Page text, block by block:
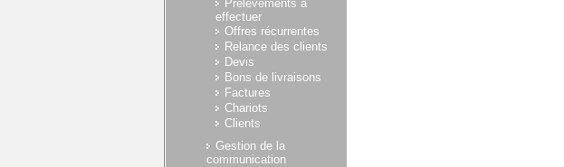
Prélèvements à
effectuer
Offres récurrentes
Relance des clients
Devis
Bons de livraisons
Factures
Chariots
Clients
Gestion de la
communication